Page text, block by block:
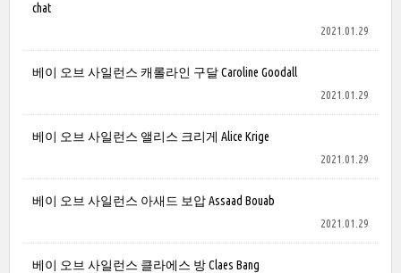
chat
2021.01.29
베이 오브 사일런스 캐롤라인 구달 Caroline Goodall
2021.01.29
베이 오브 사일런스 앨리스 크리게 Alice Krige
2021.01.29
베이 오브 사일런스 아새드 보압 Assaad Bouab
2021.01.29
베이 오브 사일런스 클라에스 방 Claes Bang